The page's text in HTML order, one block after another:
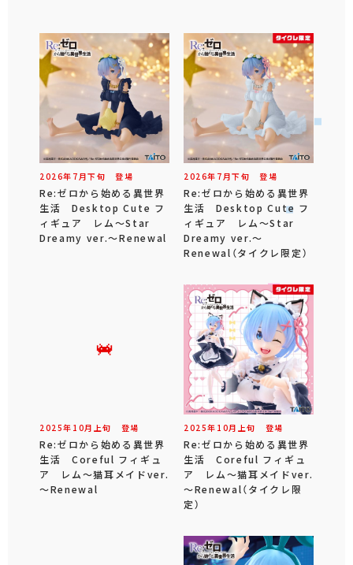
2026年 7 月下旬 登場
Re:ゼロから始める異世界
生活 Desktop Cute フ
ィギュア レム～Star
Dreamy ver.～Renewal
2026年 7 月下旬 登場
Re:ゼロから始める異世界
生活 Desktop Cute フ
ィギュア レム～Star
Dreamy ver.～
Renewal（タイクレ限定）
2025年 10月 上旬 登場
Re:ゼロから始める異世界
生活 Coreful フィギュ
ア レム～猫耳メイドver.
～Renewal
2025年 10月 上旬 登場
Re:ゼロから始める異世界
生活 Coreful フィギュ
ア レム～猫耳メイドver.
～Renewal（タイクレ限
定）